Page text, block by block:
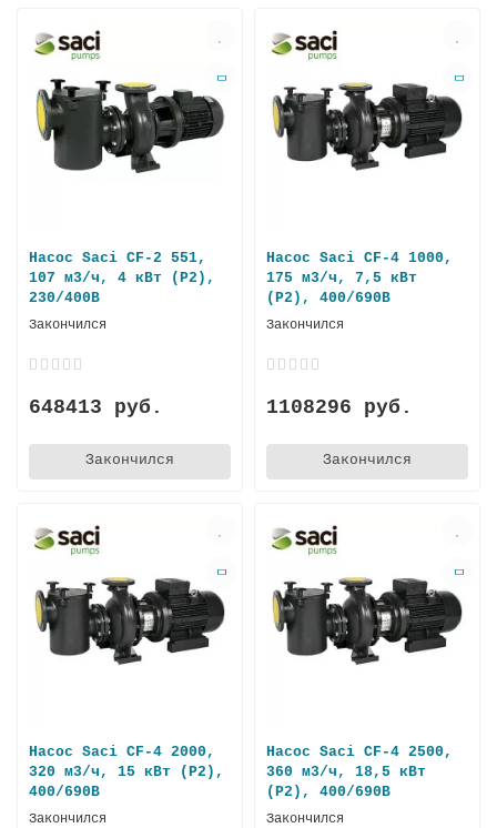
Насос Saci CF-2 551,
107 м3/ч, 4 кВт (P2),
230/400В
Закончился
648413 руб.
Закончился
Насос Saci CF-4 1000,
175 м3/ч, 7,5 кВт
(P2), 400/690В
Закончился
1108296 руб.
Закончился
Насос Saci CF-4 2000,
320 м3/ч, 15 кВт (P2),
400/690В
Закончился
Насос Saci CF-4 2500,
360 м3/ч, 18,5 кВт
(P2), 400/690В
Закончился